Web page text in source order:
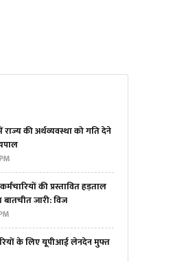
की अर्थव्यवस्था को गति देने
की प्रस्तावित हड़ताल
जारी: विज
के लिए यूपीआई लेनदेन मुफ्त